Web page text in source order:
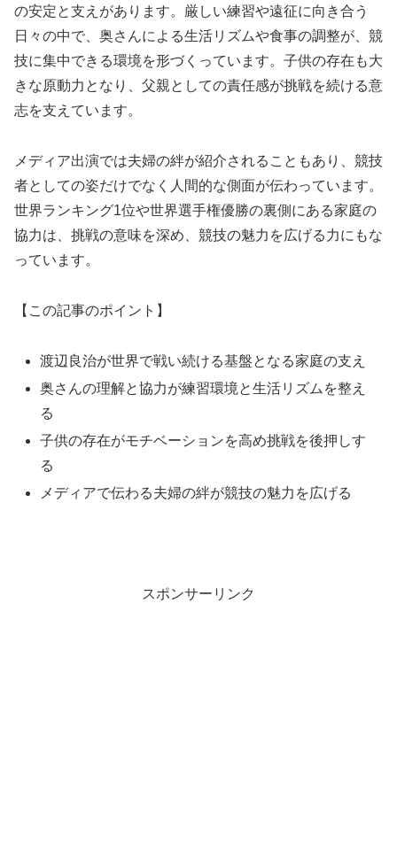
の安定と支えがあります。厳しい練習や遠征に向き合う
日々の中で、奥さんによる生活リズムや食事の調整が、競
技に集中できる環境を形づくっています。子供の存在も大
きな原動力となり、父親としての責任感が挑戦を続ける意
志を支えています。
メディア出演では夫婦の絆が紹介されることもあり、競技
者としての姿だけでなく人間的な側面が伝わっています。
世界ランキング1位や世界選手権優勝の裏側にある家庭の
協力は、挑戦の意味を深め、競技の魅力を広げる力にもな
っています。
【この記事のポイント】
渡辺良治が世界で戦い続ける基盤となる家庭の支え
奥さんの理解と協力が練習環境と生活リズムを整え
る
子供の存在がモチベーションを高め挑戦を後押しす
る
メディアで伝わる夫婦の絆が競技の魅力を広げる
スポンサーリンク